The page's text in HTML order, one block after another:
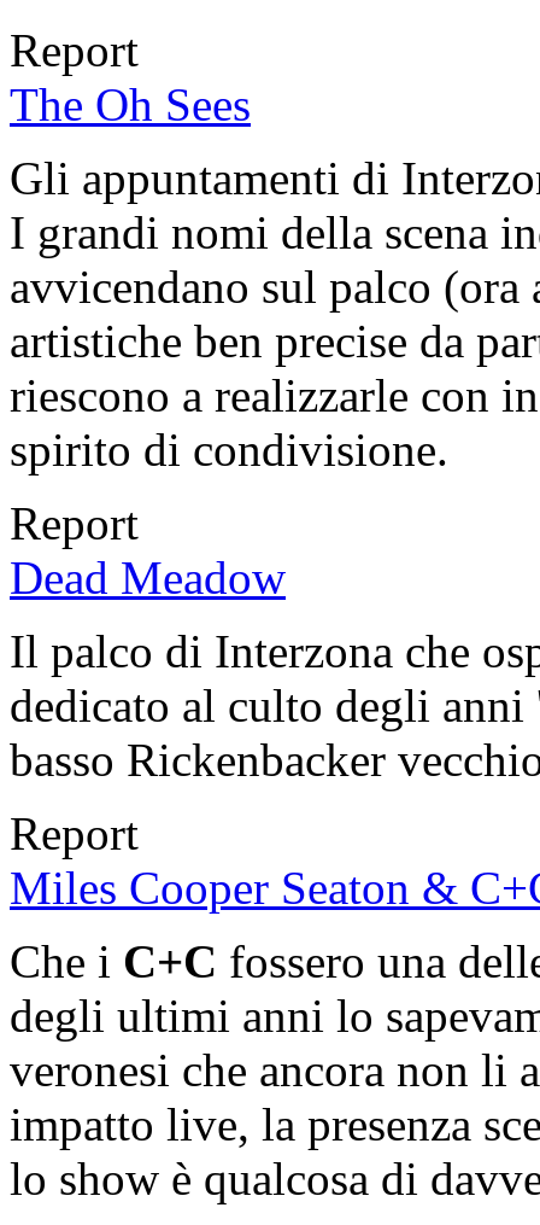
Report
The Oh Sees
Gli appuntamenti di
I grandi nomi della scena
avvicendano sul palco (ora
artistiche ben precise da
riescono a realizzarle con
spirito di condivisione.
Report
Dead Meadow
Il palco di Interzona che
dedicato al culto degli anni
basso Rickenbacker
Report
Miles Cooper Seaton &
Che i C+C fossero una
degli ultimi anni lo
veronesi che ancora non li
impatto live, la presenza
lo show è qualcosa di